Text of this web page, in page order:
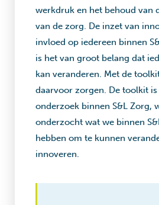
werkdruk en het behoud van
van de zorg. De inzet van
invloed op iedereen binnen
is het van groot belang dat
kan veranderen. Met de
daarvoor zorgen. De toolkit
onderzoek binnen S&L Zorg,
onderzocht wat we binnen
hebben om te kunnen
innoveren.